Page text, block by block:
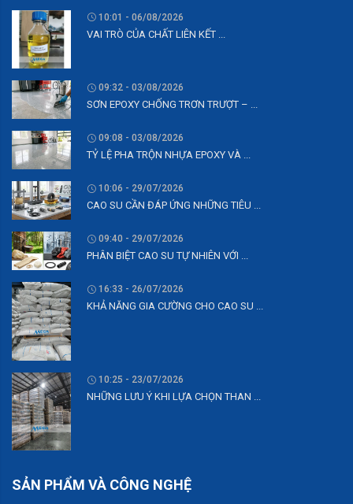
10:01 - 06/08/2026
VAI TRÒ CỦA CHẤT LIÊN KẾT ...
09:32 - 03/08/2026
SƠN EPOXY CHỐNG TRƠN TRƯỢT – ...
09:08 - 03/08/2026
TỶ LỆ PHA TRỘN NHỰA EPOXY VÀ ...
10:06 - 29/07/2026
CAO SU CẦN ĐÁP ỨNG NHỮNG TIÊU ...
09:40 - 29/07/2026
PHÂN BIỆT CAO SU TỰ NHIÊN VỚI ...
16:33 - 26/07/2026
KHẢ NĂNG GIA CƯỜNG CHO CAO SU ...
10:25 - 23/07/2026
NHỮNG LƯU Ý KHI LỰA CHỌN THAN ...
SẢN PHẨM VÀ CÔNG NGHỆ